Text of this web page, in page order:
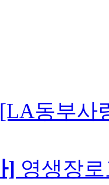
[LA동부사
] 영생장